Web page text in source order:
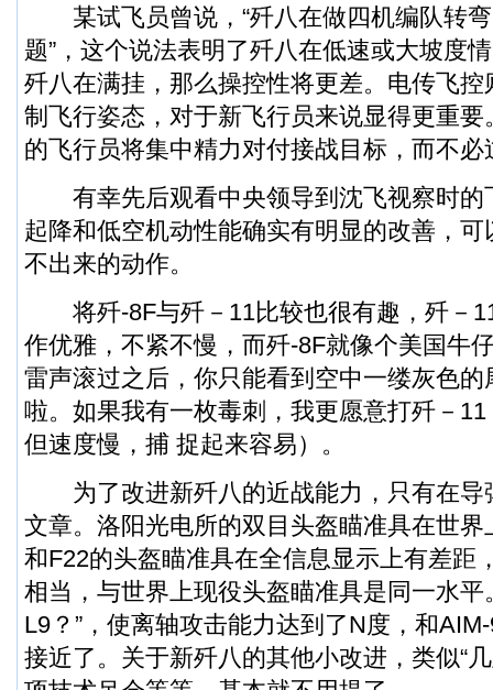
某试飞员曾说，“歼八在做四机编队转弯
题”，这个说法表明了歼八在低速或大坡度
歼八在满挂，那么操控性将更差。电传飞
制飞行姿态，对于新飞行员来说显得更重
的飞行员将集中精力对付接战目标，而不
有幸先后观看中央领导到沈飞视察时的
起降和低空机动性能确实有明显的改善，
不出来的动作。
将歼-8F与歼－11比较也很有趣，歼－
作优雅，不紧不慢，而歼-8F就像个美国牛
雷声滚过之后，你只能看到空中一缕灰色
啦。如果我有一枚毒刺，我更愿意打歼－
但速度慢，捕 捉起来容易）。
为了改进新歼八的近战能力，只有在导
文章。洛阳光电所的双目头盔瞄准具在世
和F22的头盔瞄准具在全信息显示上有差距
相当，与世界上现役头盔瞄准具是同一水平
L9？”，使离轴攻击能力达到了N度，和
接近了。关于新歼八的其他小改进，类似“几